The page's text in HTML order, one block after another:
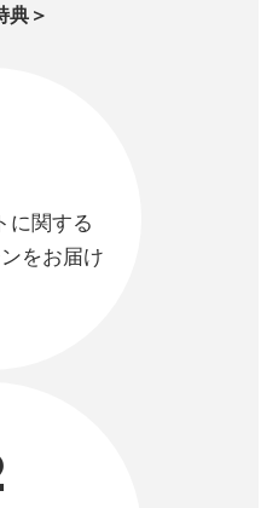
典＞
に関する
をお届け